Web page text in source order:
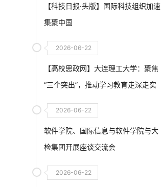
【科技日报·头版】国际科技组织加速
集聚中国
2026-06-22
【高校思政网】大连理工大学：聚焦
“三个突出”，推动学习教育走深走实
2026-06-22
软件学院、国际信息与软件学院与大
检集团开展座谈交流会
2026-06-22